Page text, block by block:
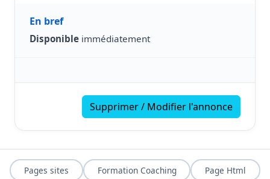
En bref
Disponible immédiatement
Supprimer / Modifier l'annonce
Pages sites Formation Coaching
Page Html